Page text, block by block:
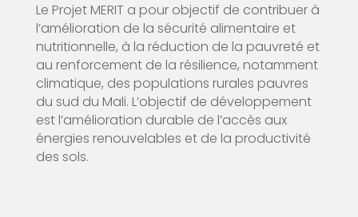
Le Projet MERIT a pour objectif de contribuer à
l’amélioration de la sécurité alimentaire et
nutritionnelle, à la réduction de la pauvreté et
au renforcement de la résilience, notamment
climatique, des populations rurales pauvres
du sud du Mali. L’objectif de développement
est l’amélioration durable de l’accès aux
énergies renouvelables et de la productivité
des sols.